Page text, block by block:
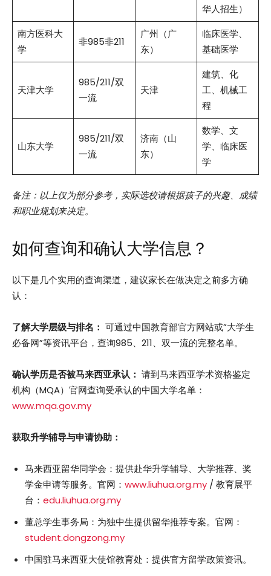
华人招生）
南方医科大
学
非985非211
广州（广
东）
临床医学、
基础医学
天津大学
985/211/双
一流
天津
建筑、化
工、机械工
程
山东大学
985/211/双
一流
济南（山
东）
数学、文
学、临床医
学
备注：以上仅为部分参考，实际选校请根据孩子的兴趣、成绩
和职业规划来决定。
如何查询和确认大学信息？
以下是几个实用的查询渠道，建议家长在做决定之前多方确
认：
了解大学层级与排名： 可通过中国教育部官方网站或”大学生
必备网”等资讯平台，查询985、211、双一流的完整名单。
确认学历是否被马来西亚承认： 请到马来西亚学术资格鉴定
机构（MQA）官网查询受承认的中国大学名单：
www.mqa.gov.my
获取升学辅导与申请协助：
马来西亚留华同学会：提供赴华升学辅导、大学推荐、奖
学金申请等服务。官网： www.liuhua.org.my / 教育展平
台： edu.liuhua.org.my
董总学生事务局：为独中生提供留华推荐专案。官网：
student.dongzong.my
中国驻马来西亚大使馆教育处：提供官方留学政策资讯。